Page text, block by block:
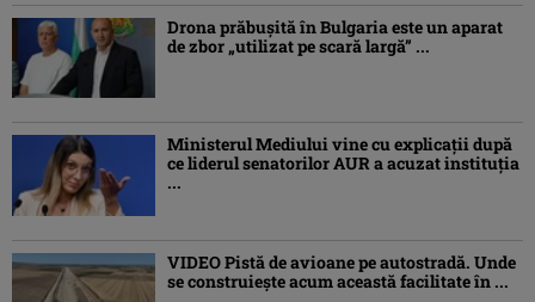
Drona prăbuşită în Bulgaria este un aparat
de zbor „utilizat pe scară largă” ...
Ministerul Mediului vine cu explicații după
ce liderul senatorilor AUR a acuzat instituția
...
VIDEO Pistă de avioane pe autostradă. Unde
se construiește acum această facilitate în ...